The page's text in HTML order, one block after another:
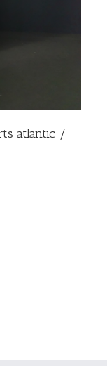
atlantic /